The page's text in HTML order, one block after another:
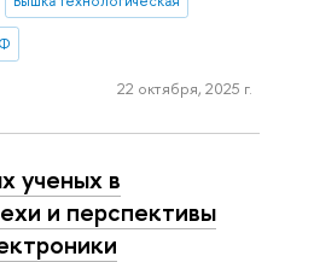
22 октября, 2025 г.
ученых в
и перспективы